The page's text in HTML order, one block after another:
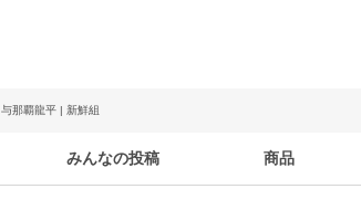
与那覇龍平 | 新鮮組
みんなの投稿 商品